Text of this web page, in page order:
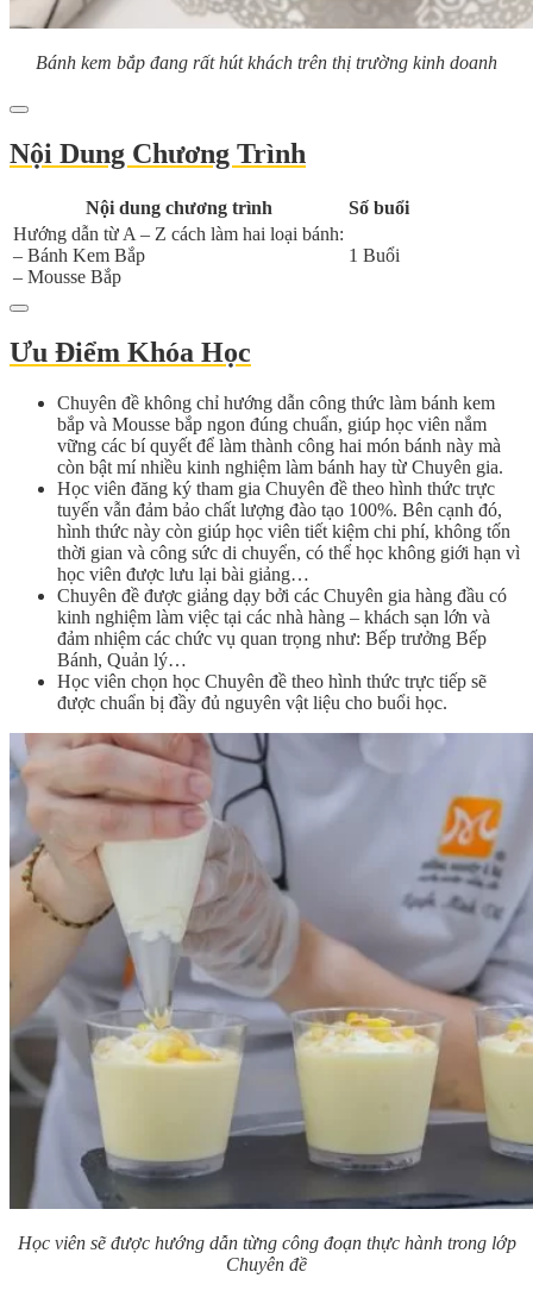
Bánh kem bắp đang rất hút khách trên thị trường kinh doanh
Nội Dung Chương Trình
Nội dung chương trình
Số buổi
Hướng dẫn từ A – Z cách làm hai loại bánh:
– Bánh Kem Bắp
– Mousse Bắp
1 Buổi
Ưu Điểm Khóa Học
Chuyên đề không chỉ hướng dẫn công thức làm bánh kem
bắp và Mousse bắp ngon đúng chuẩn, giúp học viên nắm
vững các bí quyết để làm thành công hai món bánh này mà
còn bật mí nhiều kinh nghiệm làm bánh hay từ Chuyên gia.
Học viên đăng ký tham gia Chuyên đề theo hình thức trực
tuyến vẫn đảm bảo chất lượng đào tạo 100%. Bên cạnh đó,
hình thức này còn giúp học viên tiết kiệm chi phí, không tốn
thời gian và công sức di chuyển, có thể học không giới hạn vì
học viên được lưu lại bài giảng…
Chuyên đề được giảng dạy bởi các Chuyên gia hàng đầu có
kinh nghiệm làm việc tại các nhà hàng – khách sạn lớn và
đảm nhiệm các chức vụ quan trọng như: Bếp trưởng Bếp
Bánh, Quản lý…
Học viên chọn học Chuyên đề theo hình thức trực tiếp sẽ
được chuẩn bị đầy đủ nguyên vật liệu cho buổi học.
Học viên sẽ được hướng dẫn từng công đoạn thực hành trong lớp
Chuyên đề